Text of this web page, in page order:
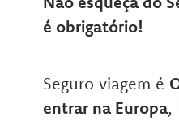
é obrigatório!
Seguro viagem é
entrar na Europa,